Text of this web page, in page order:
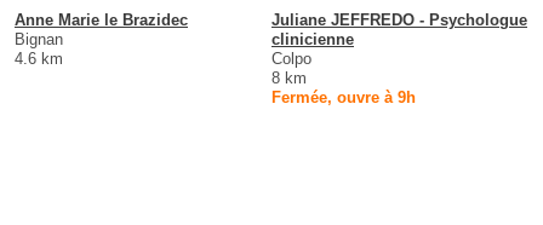
Anne Marie le Brazidec
Bignan
4.6 km
Juliane JEFFREDO - Psychologue
clinicienne
Colpo
8 km
Fermée, ouvre à 9h